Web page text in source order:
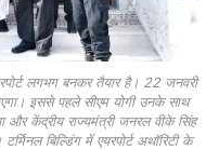
लगभग बनकर तैयार है। 22 जनवरी
इससे पहले सीएम योगी उनके साथ
और केंद्रीय राज्यमंत्री जनरल वीके सिंह
बिल्डिंग में एयरपोर्ट अथॉरिटी के